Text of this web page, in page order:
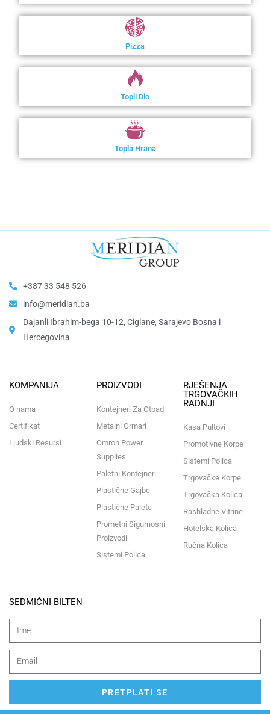
Pizza
Topli Dio
Topla Hrana
+387 33 548 526
info@meridian.ba
Dajanli Ibrahim-bega 10-12, Ciglane, Sarajevo Bosna i
Hercegovina​
KOMPANIJA
O nama
Certifikat
Ljudski Resursi
PROIZVODI
Kontejneri Za Otpad
Metalni Ormari
Omron Power
Supplies
Paletni Kontejneri
Plastične Gajbe
Plastične Palete
Prometni Sigurnosni
Proizvodi
Sistemi Polica
RJEŠENJA
TRGOVAČKIH
RADNJI
Kasa Pultovi
Promotivne Korpe
Sistemi Polica
Trgovačke Korpe
Trgovačka Kolica
Rashladne Vitrine
Hotelska Kolica
Ručna Kolica
SEDMIČNI BILTEN
PRETPLATI SE